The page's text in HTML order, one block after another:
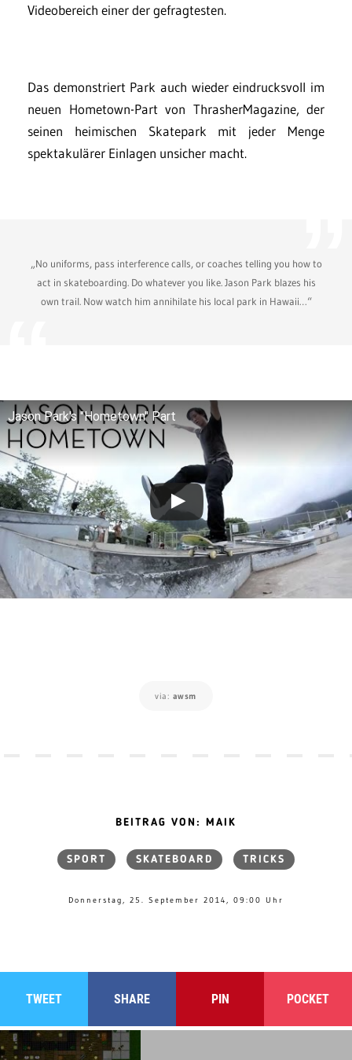
Videobereich einer der gefragtesten.
Das demonstriert Park auch wieder eindrucksvoll im
neuen Hometown-Part von ThrasherMagazine, der
seinen heimischen Skatepark mit jeder Menge
spektakulärer Einlagen unsicher macht.
„No uniforms, pass interference calls, or coaches telling you how to
act in skateboarding. Do whatever you like. Jason Park blazes his
own trail. Now watch him annihilate his local park in Hawaii…“
Jason Park's "Hometown" Part
via: awsm
BEITRAG VON: MAIK
SPORT SKATEBOARD TRICKS
Donnerstag, 25. September 2014, 09:00 Uhr
TWEET SHARE PIN POCKET